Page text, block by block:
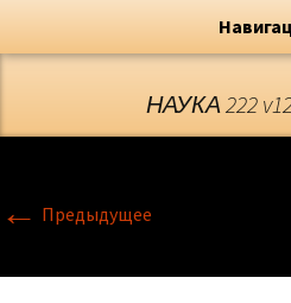
Флёрова
Художник,
НАУКА 222
← Предыдущее